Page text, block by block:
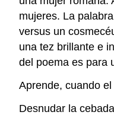
mujeres. La palabra
versus un
una tez brillante e
del poema es para
Aprende, cuando
Desnudar la